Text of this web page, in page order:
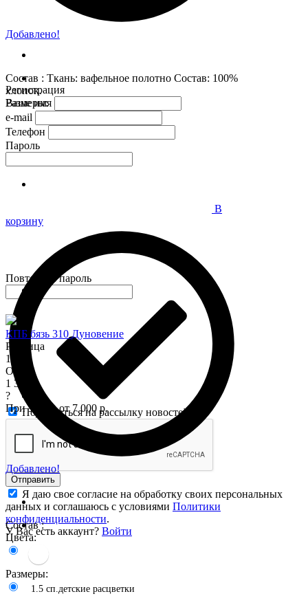
Добавлено!
Состав : Ткань: вафельное полотно Состав: 100%
хлопок.
Размеры:
В
корзину
Добавлено!
Состав :
Цвета:
Размеры:
1.5 сп.детские расцветки
КПБ бязь 310 Дуновение
Розница
1 575
Опт
1 345
?
При заказе от 7 000 р.
Регистрация
Ваше имя
e-mail
Телефон
Пароль
Повторите пароль
Подписаться на рассылку новостей
Отправить
Я даю свое согласие на обработку своих персональных
данных и соглашаюсь с условиями Политики
конфиденциальности.
У Вас есть аккаунт? Войти